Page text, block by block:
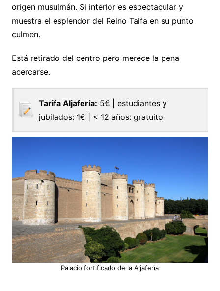
origen musulmán. Si interior es espectacular y
muestra el esplendor del Reino Taifa en su punto
culmen.
Está retirado del centro pero merece la pena
acercarse.
Tarifa Aljafería: 5€ | estudiantes y
jubilados: 1€ | < 12 años: gratuito
Palacio fortificado de la Aljafería